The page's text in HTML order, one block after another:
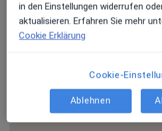
Erfahrungen
13 Bewertungen
in den Einstellungen widerrufen
aktualisieren. Erfahren Sie mehr
Cookie Erklärung
Cookie-
Ablehnen